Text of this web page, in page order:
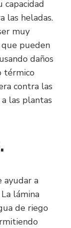
capacidad
las heladas.
muy
pueden
daños
térmico
contra las
las plantas
ayudar a
lámina
de riego